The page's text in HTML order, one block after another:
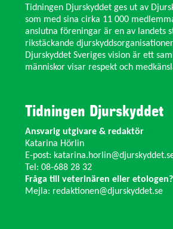
Tidningen Djurskyddet ges ut av
som med sina cirka 11 000
anslutna föreningar är en av landets
rikstäckande
Djurskyddet Sveriges vision är ett
människor visar respekt och
Tidningen Djurskyddet
Ansvarig utgivare & redaktör
Katarina Hörlin
E-post:
Tel: 08-688 28 32
Fråga till veterinären eller etologen?
Mejla: redaktionen@djurskyddet.se